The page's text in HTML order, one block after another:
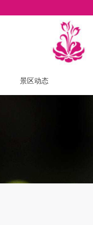
景区动态